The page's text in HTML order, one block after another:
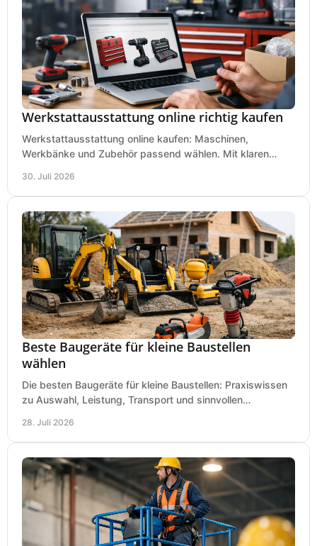
Werkstattausstattung online richtig kaufen
Werkstattausstattung online kaufen: Maschinen,
Werkbänke und Zubehör passend wählen. Mit klaren
30. Juli 2026
Beste Baugeräte für kleine Baustellen
wählen
Die besten Baugeräte für kleine Baustellen: Praxiswissen
zu Auswahl, Leistung, Transport und sinnvollen
28. Juli 2026